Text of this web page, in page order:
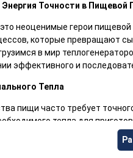
Энергия Точности в
неоценимые герои
которые превращают
в мир
эффективного и
Тепла
пищи часто требует
тепла для
до
температуры для